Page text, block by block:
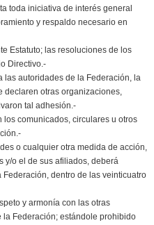
toda iniciativa de interés general
y respaldo necesario en
Estatuto; las resoluciones de los
Directivo.-
las autoridades de la Federación, la
declaren otras organizaciones,
tal adhesión.-
los comunicados, circulares u otros
o cualquier otra medida de acción,
y/o el de sus afiliados, deberá
dentro de las veinticuatro
y armonía con las otras
la Federación; estándole prohibido